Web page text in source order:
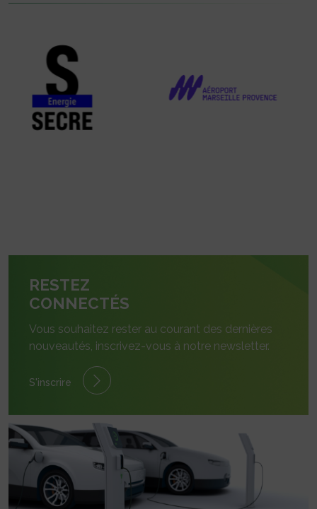
RESTEZ
CONNECTÉS
Vous souhaitez rester au courant des dernières
nouveautés, inscrivez-vous à notre newsletter.
S'inscrire